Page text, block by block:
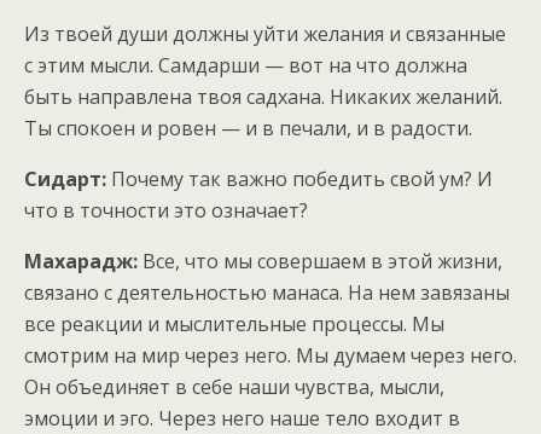
Из твоей души должны уйти желания и связанные
с этим мысли. Самдарши — вот на что должна
быть направлена твоя садхана. Никаких желаний.
Ты спокоен и ровен — и в печали, и в радости.
Сидарт: Почему так важно победить свой ум? И
что в точности это означает?
Махарадж: Все, что мы совершаем в этой жизни,
связано с деятельностью манаса. На нем завязаны
все реакции и мыслительные процессы. Мы
смотрим на мир через него. Мы думаем через него.
Он объединяет в себе наши чувства, мысли,
эмоции и эго. Через него наше тело входит в